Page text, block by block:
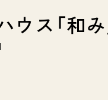
ウス「和